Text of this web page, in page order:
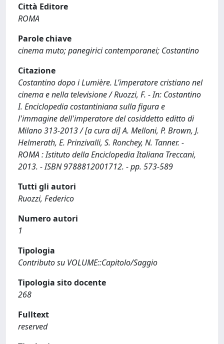
Città Editore
ROMA
Parole chiave
cinema muto; panegirici contemporanei; Costantino
Citazione
Costantino dopo i Lumière. L’imperatore cristiano nel
cinema e nella televisione / Ruozzi, F. - In: Costantino
I. Enciclopedia costantiniana sulla figura e
l'immagine dell'imperatore del cosiddetto editto di
Milano 313-2013 / [a cura di] A. Melloni, P. Brown, J.
Helmerath, E. Prinzivalli, S. Ronchey, N. Tanner. -
ROMA : Istituto della Enciclopedia Italiana Treccani,
2013. - ISBN 9788812001712. - pp. 573-589
Tutti gli autori
Ruozzi, Federico
Numero autori
1
Tipologia
Contributo su VOLUME::Capitolo/Saggio
Tipologia sito docente
268
Fulltext
reserved